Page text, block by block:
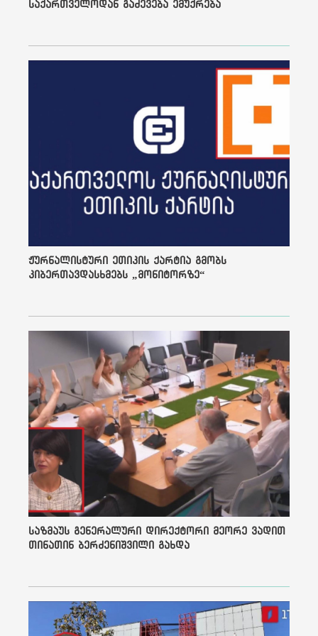
საქართველოდანაც დაიწყო
ცხოვრების საძიებლად,
არამედ დაპატიმრების
თავიდან ასაცილებლად
მიდის ქვეყნიდან.
უდიდესი ნაწილი
მინიმალური ანაზღაურების
ფასად მუშაობს იმისათვის,
რომ შეეწინააღმდეგოს
ახალი ისტორიის
დოკუმენტი შექმნას. დღეს
დამოუკიდებელი
ჟურნალისტების მუშაობა
მეგობრების“
გმირებისთვის.
ჩემს ქვეყანას დაემართა.
არც ერთმა ჩვენგანმა
საკმარისი არ გააკეთა“, -
ამბობს „ნოვაია გაზეტას“
ჟურნალისტი, ელენა
კოსტიუჩენკო ფილმში.
დღეს ჩვენც არ გვაქვს
პასუხი, რა შეიძლება
გავაკეთოთ იმისათვის, რომ
უარესი არ იყოს?!
ერთადერთი პასუხია
დაუმორჩილებლობა, ამ
რეპრესიული კანონებისა და
რეგულაციების
არ დავრეგისტრირდით
უცხოური ძალის
სატელევიზიო მედიის
ჟურნალისტები თვეებია
ანაზღაურების გარეშე
მუშაობენ, არავინ
საქართველოდან გაძევება ემუქრება
ჟურნალისტური ეთიკის ქარტია გმობს
კიბერთავდასხმებს „მონიტორზე“
საზმაუს გენერალური დირექტორი მეორე ვადით
თინათინ ბერძენიშვილი გახდა